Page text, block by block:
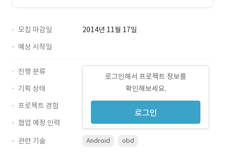
모집 마감일
2014년 11월 17일
예상 시작일
로그인해서 프로젝트 정보를
확인해보세요.
로그인
진행 분류
기획 상태
프로젝트 경험
협업 예정 인력
관련 기술
Android obd